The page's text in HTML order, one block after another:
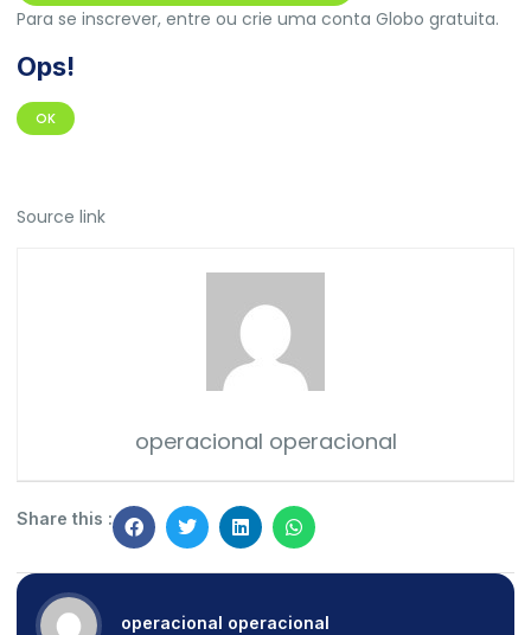
Para se inscrever, entre ou crie uma conta Globo gratuita.
Ops!
OK
Source link
operacional operacional
Share this :
operacional operacional